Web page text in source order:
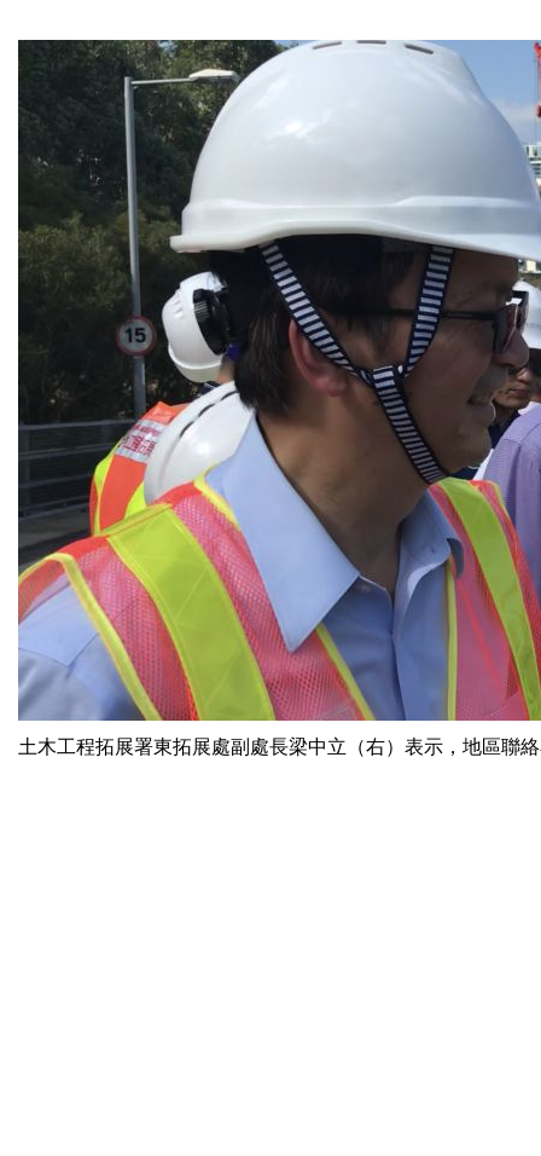
土木工程拓展署東拓展處副處長梁中立（右）表示，地區聯